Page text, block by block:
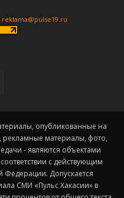
reklama@pulse19.ru
опубликованные на
рекламные материалы, фото,
- являются объектами
с действующим
Федерации. Допускается
СМИ «Пульс Хакасии» в